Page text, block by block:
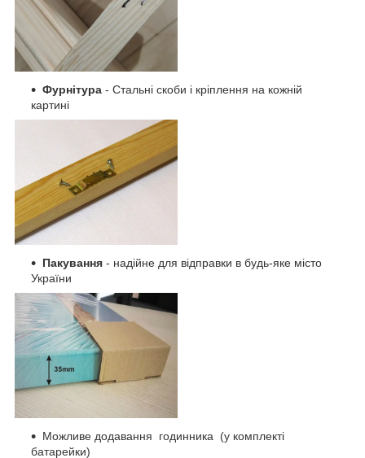
Фурнітура - Стальні скоби і кріплення на кожній
картині
Пакування - надійне для відправки в будь-яке місто
України
Можливе додавання годинника (у комплекті
батарейки)